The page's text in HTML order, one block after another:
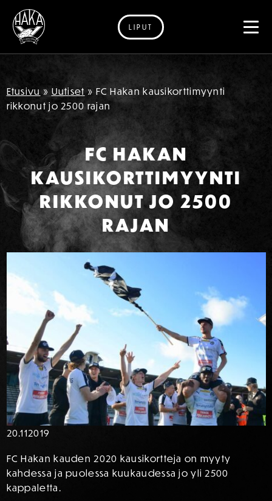
Siirry sisältöön
LIPUT
Etusivu » Uutiset » FC Hakan kausikorttimyynti
rikkonut jo 2500 rajan
FC HAKAN
KAUSIKORTTIMYYNTI
RIKKONUT JO 2500
RAJAN
20.112019
FC Hakan kauden 2020 kausikortteja on myyty
kahdessa ja puolessa kuukaudessa jo yli 2500
kappaletta.